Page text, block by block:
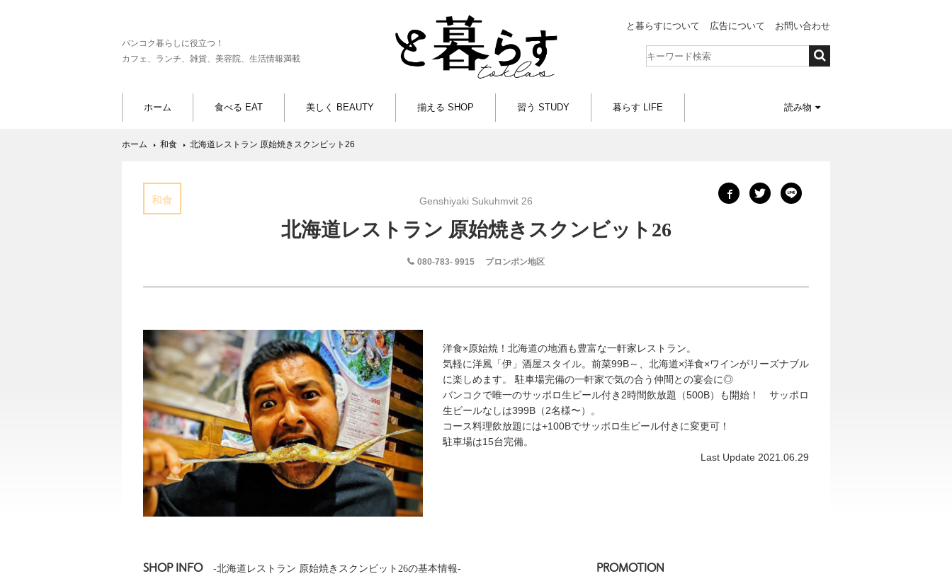
バンコク暮らしに役立つ！
カフェ、ランチ、雑貨、美容院、生活情報満載
と暮らすについて 広告について お問い合わせ
ホーム 食べる EAT 美しく BEAUTY 揃える SHOP 習う STUDY 暮らす LIFE 読み物
ホーム 和食 北海道レストラン 原始焼きスクンビット26
和食 Genshiyaki Sukuhmvit 26
北海道レストラン 原始焼きスクンビット26
080-783- 9915 プロンポン地区
洋食×原始焼！北海道の地酒も豊富な一軒家レストラン。
気軽に洋風「伊」酒屋スタイル。前菜99B～、北海道×洋食×ワインがリーズナブル
に楽しめます。 駐車場完備の一軒家で気の合う仲間との宴会に◎
バンコクで唯一のサッポロ生ビール付き2時間飲放題（500B）も開始！ サッポロ
生ビールなしは399B（2名様〜）。
コース料理飲放題には+100Bでサッポロ生ビール付きに変更可！
駐車場は15台完備。
Last Update 2021.06.29
PROMOTION
SHOP INFO -北海道レストラン 原始焼きスクンビット26の基本情報-